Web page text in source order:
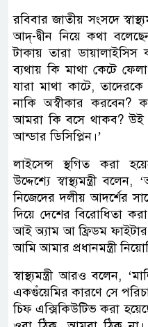
রবিবার জাতীয় সংসদে
আদ্-দ্বীন নিয়ে কথা
টাকায় তারা ডায়ালাইসিস
ব্যথায় কি মাথা কেটে
যারা মাথা কাটে,
নাকি অস্বীকার করবেন?
আমরা কি বসে থাকব? উই
আন্ডার ডিসিপ্লিন।’
লাইসেন্স স্থগিত করা
উদ্দেশ্যে স্বাস্থ্যমন্ত্রী
নিজেদের দলীয় আদর্শের
দিয়ে দেশের বিরোধিতা
আই অ্যাম আ ফ্রিডম
আমি আমার প্রধানমন্ত্রী
স্বাস্থ্যমন্ত্রী আরও বলেন,
একগুঁয়েমির কারণে সে
চিফ এক্সিকিউটিভ করা